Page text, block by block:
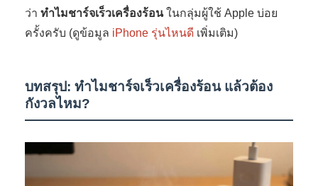
ว่า ทำไมชาร์จเร็วเครื่องร้อนในกลุ่มผู้ใช้ Apple บ่อย
ครั้งครับ (ดูข้อมูล iPhone รุ่นไหนดี เพิ่มเติม)
บทสรุป: ทำไมชาร์จเร็วเครื่องร้อน แล้วต้อง
กังวลไหม?